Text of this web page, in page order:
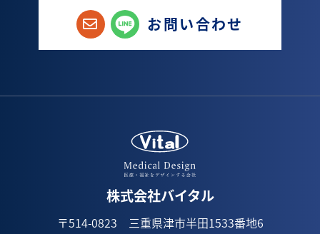
お問い合わせ
株式会社バイタル
〒514-0823 三重県津市半田1533番地6